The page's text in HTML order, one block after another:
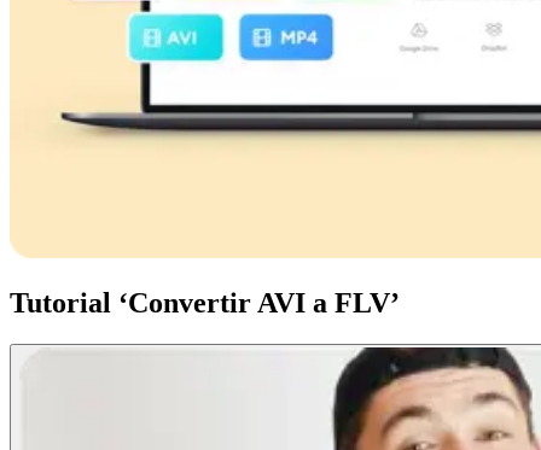
Tutorial ‘Convertir AVI a FLV’